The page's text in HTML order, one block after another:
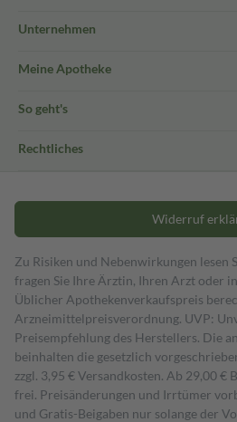
Unternehmen
Meine Apotheke
So geht's
Rechtliches
Widerruf
Zu Risiken und Nebenwirkungen lesen
fragen Sie Ihre Ärztin, Ihren Arzt oder
Üblicher Apothekenverkaufspreis
Arzneimittelpreisverordnung. UVP:
Preisempfehlung des Herstellers. Die
beinhalten die gesetzlich
zzgl. 3,95 € Versandkosten. Ab 29,00
frei. Preisänderungen und Irrtümer
und Gratis-Beigaben nur solange der